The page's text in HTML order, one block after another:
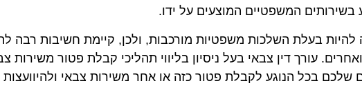
המשפטיים המוצעים על ידו.
להיות בעלת השלכות משפטיות מורכבות, ולכן, קיימת חשיבות רבה
עורך דין צבאי בעל ניסיון בליווי תהליכי קבלת פטור
שלכם בכל הנוגע לקבלת פטור כזה או אחר משירות צבאי